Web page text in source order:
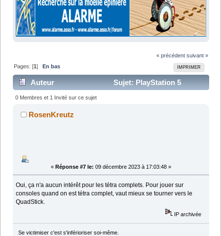
« précédent suivant »
IMPRIMER
Pages: [1] En bas
Auteur
Sujet: PlayStation 5
Access Controller (Lu 20332 fois)
0 Membres et 1 Invité sur ce sujet
RosenKreutz
« Réponse #7 le: 09 décembre 2023 à 17:03:48 »
Oui, ça n'a aucun intérêt pour les tétra complets. Pour jouer sur
consoles quand on est tétra complet, vaut mieux se tourner vers le
QuadStick.
IP archivée
Se victimiser c'est s'inférioriser soi-même.